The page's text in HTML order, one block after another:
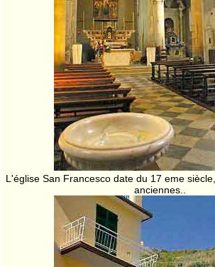
L'église San Francesco date du 17 eme
anciennes..